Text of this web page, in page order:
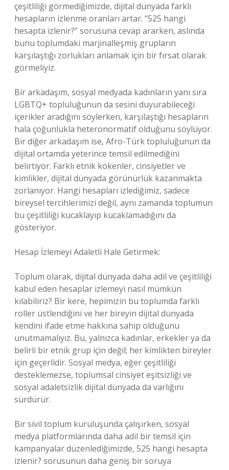
çeşitliliği görmediğimizde, dijital dünyada farklı
hesapların izlenme oranları artar. “525 hangi
hesapta izlenir?” sorusuna cevap ararken, aslında
bunu toplumdaki marjinalleşmiş grupların
karşılaştığı zorlukları anlamak için bir fırsat olarak
görmeliyiz.
Bir arkadaşım, sosyal medyada kadınların yanı sıra
LGBTQ+ topluluğunun da sesini duyurabileceği
içerikler aradığını söylerken, karşılaştığı hesapların
hala çoğunlukla heteronormatif olduğunu söylüyor.
Bir diğer arkadaşım ise, Afro-Türk topluluğunun da
dijital ortamda yeterince temsil edilmediğini
belirtiyor. Farklı etnik kökenler, cinsiyetler ve
kimlikler, dijital dünyada görünürlük kazanmakta
zorlanıyor. Hangi hesapları izlediğimiz, sadece
bireysel tercihlerimizi değil, aynı zamanda toplumun
bu çeşitliliği kucaklayıp kucaklamadığını da
gösteriyor.
Hesap İzlemeyi Adaletli Hale Getirmek:
Toplum olarak, dijital dünyada daha adil ve çeşitliliği
kabul eden hesaplar izlemeyi nasıl mümkün
kılabiliriz? Bir kere, hepimizin bu toplumda farklı
roller üstlendiğini ve her bireyin dijital dünyada
kendini ifade etme hakkına sahip olduğunu
unutmamalıyız. Bu, yalnızca kadınlar, erkekler ya da
belirli bir etnik grup için değil; her kimlikten bireyler
için geçerlidir. Sosyal medya, eğer çeşitliliği
desteklemezse, toplumsal cinsiyet eşitsizliği ve
sosyal adaletsizlik dijital dünyada da varlığını
sürdürür.
Bir sivil toplum kuruluşunda çalışırken, sosyal
medya platformlarında daha adil bir temsil için
kampanyalar düzenlediğimizde, 525 hangi hesapta
izlenir? sorusunun daha geniş bir soruya